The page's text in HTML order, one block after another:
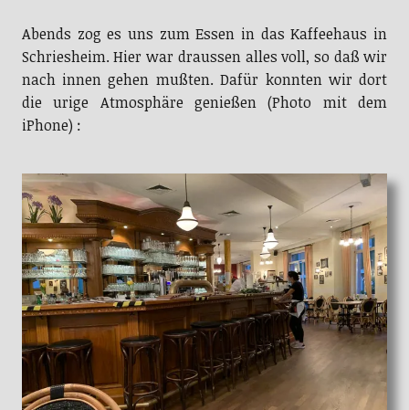
Schriesheim. Hier war draussen alles voll, so daß wir
nach innen gehen mußten. Dafür konnten wir dort
die urige Atmosphäre genießen (Photo mit dem
iPhone) :